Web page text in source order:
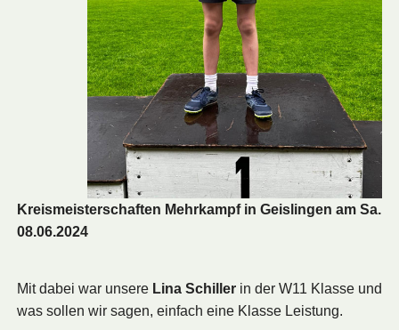
Kreismeisterschaften Mehrkampf in Geislingen am Sa.
08.06.2024
Mit dabei war unsere Lina Schillerin der W11 Klasse und
was sollen wir sagen, einfach eine Klasse Leistung.